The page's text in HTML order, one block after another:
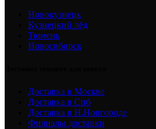
Новокузнецк
Кузнецкий лёд
Тюмень
Новосибирск
Доставка в Москве
Доставка в Спб
Доставка в Н.Новгороде
Филиалы доставки